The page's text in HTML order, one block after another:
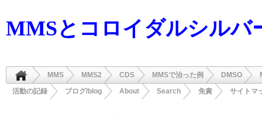
MMSとコロイダルシルバ
MMS MMS2 CDS MMSで治った例 DMSO
活動の記録
ブログ/blog About Search 免責 サイトマ